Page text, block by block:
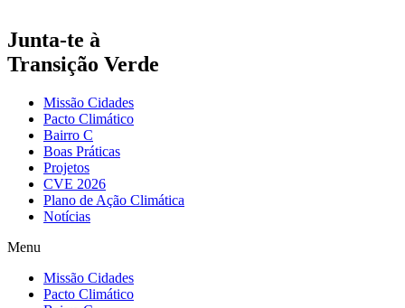
Junta-te à
Transição Verde
Missão Cidades
Pacto Climático
Bairro C
Boas Práticas
Projetos
CVE 2026
Plano de Ação Climática
Notícias
Menu
Missão Cidades
Pacto Climático